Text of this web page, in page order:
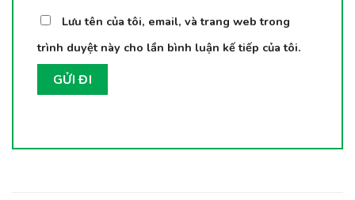
Lưu tên của tôi, email, và trang web trong
trình duyệt này cho lần bình luận kế tiếp của tôi.